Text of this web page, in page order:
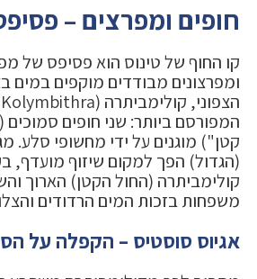
חופים ומפרצים –
קו החוף של טינוס הוא פסיפס של
ומפרצונים מבודדים מוקפים במים
המפורסם ביותר: שני חופים סמוכים
קטן") מוגנים על ידי מחשופי סלע.
(הגדול) הפך למקום שיזוף מועדף,
קולימביתרה (החול הקטן) הארוך
משפחות בזכות המים הרדודים
אגיוס סוסטיס – הקפלה על